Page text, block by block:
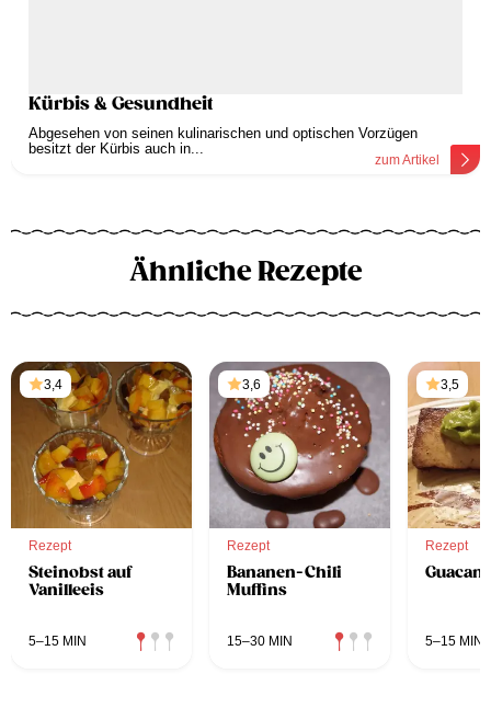
Kürbis & Gesundheit
Abgesehen von seinen kulinarischen und optischen Vorzügen
besitzt der Kürbis auch in...
zum Artikel
Ähnliche Rezepte
3,4
Rezept
Steinobst auf
Vanilleeis
5–15 MIN
3,6
Rezept
Bananen-Chili
Muffins
15–30 MIN
3,5
Rezept
5–15 MIN